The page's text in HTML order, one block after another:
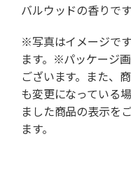
バルウッドの香りです
※写真はイメージで
ます。※パッケージ
ございます。また、
も変更になっている
ました商品の表示を
ます。